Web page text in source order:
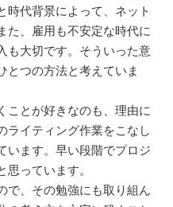
時代背景によって、ネット
た、雇用も不安定な時代に
も大切です。そういった意
とつの方法と考えていま
ことが好きなのも、理由に
ライティング作業をこなし
います。早い段階でプロジ
っています。
で、その勉強にも取り組ん